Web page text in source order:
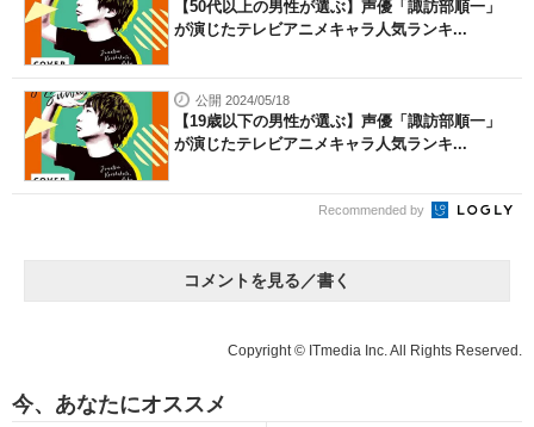
【50代以上の男性が選ぶ】声優「諏訪部順一」
が演じたテレビアニメキャラ人気ランキ...
公開 2024/05/18
【19歳以下の男性が選ぶ】声優「諏訪部順一」
が演じたテレビアニメキャラ人気ランキ...
Recommended by
コメントを見る／書く
Copyright © ITmedia Inc. All Rights Reserved.
今、あなたにオススメ